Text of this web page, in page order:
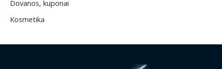
Dovanos, kuponai
Kosmetika